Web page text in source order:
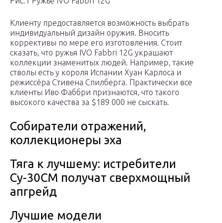
Клиенту предоставляется возможность выбрать
индивидуальный дизайн оружия. Вносить
коррективы по мере его изготовления. Стоит
сказать, что ружья ІVO Fabbri 12G украшают
коллекции знаменитых людей. Например, такие
стволы есть у короля Испании Хуан Карлоса и
режиссёра Стивена Спилберга. Практически все
клиенты Иво Фаббри признаются, что такого
высокого качества за $189 000 не сыскать.
Собиратели отражений,
коллекционеры эха
Тяга к лучшему: истребители
Су-30СМ получат сверхмощный
апгрейд
Лучшие модели